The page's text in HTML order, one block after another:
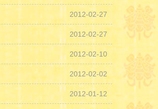
2012-02-27
2012-02-27
2012-02-10
2012-02-02
2012-01-12